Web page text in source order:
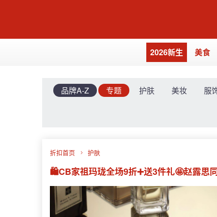
2026新生 美食
品牌A-Z 专题 护肤 美妆 服
折扣首页 护肤
🛍️CB家祖玛珑全场9折➕送3件礼🤩赵露思